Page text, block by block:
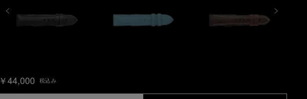
￥44,000 税込み